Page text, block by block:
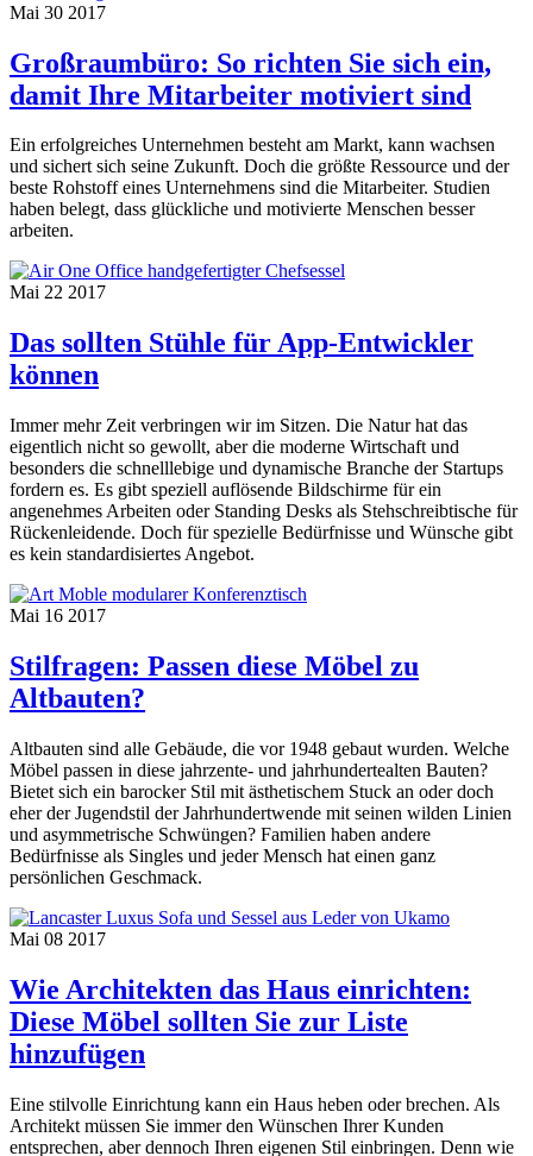
Mai 30 2017
Großraumbüro: So richten Sie sich ein,
damit Ihre Mitarbeiter motiviert sind
Ein erfolgreiches Unternehmen besteht am Markt, kann wachsen
und sichert sich seine Zukunft. Doch die größte Ressource und der
beste Rohstoff eines Unternehmens sind die Mitarbeiter. Studien
haben belegt, dass glückliche und motivierte Menschen besser
arbeiten.
Mai 22 2017
Das sollten Stühle für App-Entwickler
können
Immer mehr Zeit verbringen wir im Sitzen. Die Natur hat das
eigentlich nicht so gewollt, aber die moderne Wirtschaft und
besonders die schnelllebige und dynamische Branche der Startups
fordern es. Es gibt speziell auflösende Bildschirme für ein
angenehmes Arbeiten oder Standing Desks als Stehschreibtische für
Rückenleidende. Doch für spezielle Bedürfnisse und Wünsche gibt
es kein standardisiertes Angebot.
Mai 16 2017
Stilfragen: Passen diese Möbel zu
Altbauten?
Altbauten sind alle Gebäude, die vor 1948 gebaut wurden. Welche
Möbel passen in diese jahrzente- und jahrhundertealten Bauten?
Bietet sich ein barocker Stil mit ästhetischem Stuck an oder doch
eher der Jugendstil der Jahrhundertwende mit seinen wilden Linien
und asymmetrische Schwüngen? Familien haben andere
Bedürfnisse als Singles und jeder Mensch hat einen ganz
persönlichen Geschmack.
Mai 08 2017
Wie Architekten das Haus einrichten:
Diese Möbel sollten Sie zur Liste
hinzufügen
Eine stilvolle Einrichtung kann ein Haus heben oder brechen. Als
Architekt müssen Sie immer den Wünschen Ihrer Kunden
entsprechen, aber dennoch Ihren eigenen Stil einbringen. Denn wie